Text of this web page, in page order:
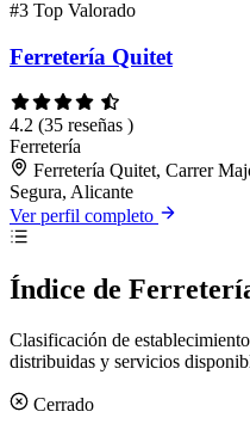
#3 Top Valorado
Ferretería Quitet
4.2 (35 reseñas )
Ferretería
Ferretería Quitet, Carrer
Segura, Alicante
Ver perfil completo
Índice de
Clasificación de
distribuidas y servicios
Cerrado